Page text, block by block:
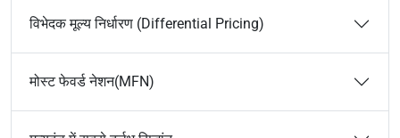
विभेदक मूल्य निर्धारण (Differential Pricing)
मोस्ट फेवर्ड नेशन(MFN)